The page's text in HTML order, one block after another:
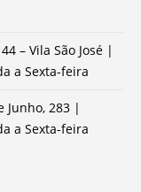
– Vila São José |
a Sexta-feira
Junho, 283 |
a Sexta-feira